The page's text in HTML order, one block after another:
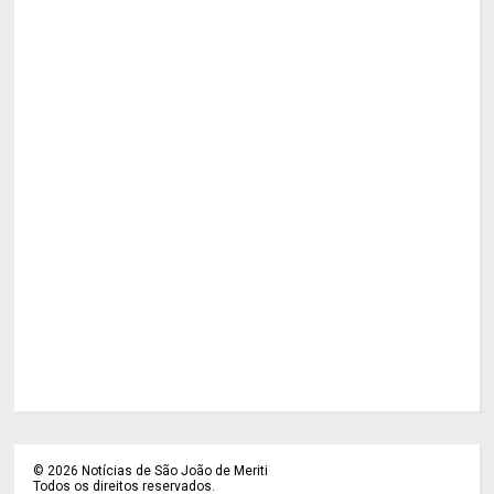
©2026 Notícias de São João de Meriti
Todos os direitos reservados.